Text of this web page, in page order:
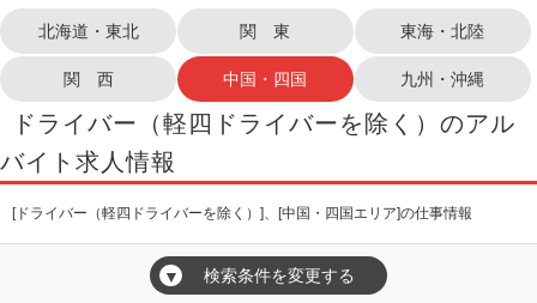
北海道・東北 関 東 東海・北陸
関 西 中国・四国 九州・沖縄
ドライバー（軽四ドライバーを除く）のアル
バイト求人情報
[ドライバー（軽四ドライバーを除く）]、[中国・四国エリア]の仕事情報
▼ 検索条件を変更する